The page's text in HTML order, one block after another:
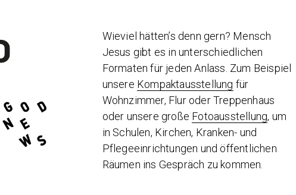
Wieviel hätten’s denn gern? Mensch
Jesus gibt es in unterschiedlichen
Formaten für jeden Anlass. Zum Beispiel
unsere Kompaktausstellung für
Wohnzimmer, Flur oder Treppenhaus
oder unsere große Fotoausstellung, um
in Schulen, Kirchen, Kranken- und
Pflegeeinrichtungen und öffentlichen
Räumen ins Gespräch zu kommen.